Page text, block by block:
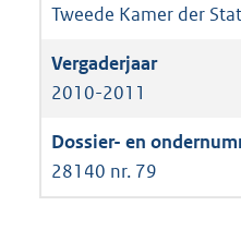
Tweede Kamer der
2010-2011
28140 nr. 79